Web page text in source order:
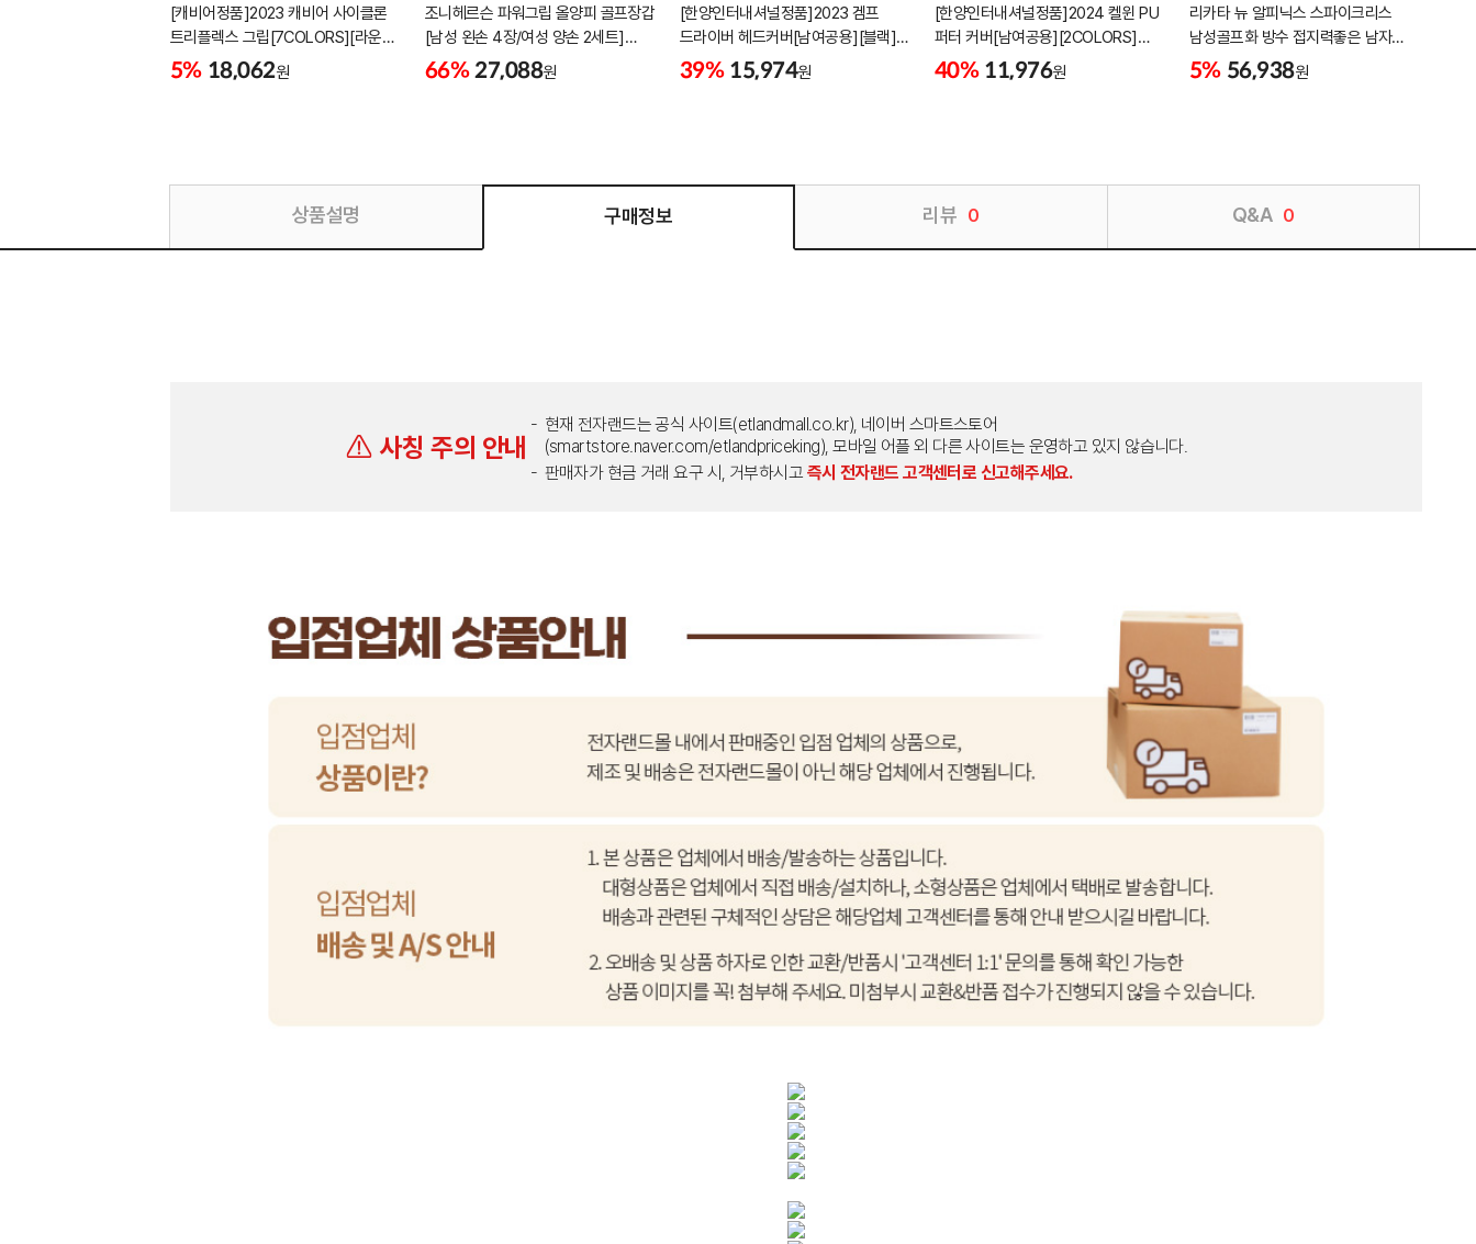
[캐비어정품]2023 캐비어 사이클론
트리플렉스 그립[7COLORS][라운드]
[39g/42g/46g/50g][R/S 토크]
5% 18,062원
조니헤르슨 파워그립 올양피 골프장갑
[남성 왼손 4장/여성 양손 2세트]
[화이트][케이스포함]
66% 27,088원
[한양인터내셔널정품]2023 겜프
드라이버 헤드커버[남여공용][블랙]
[HD-302]
39% 15,974원
[한양인터내셔널정품]2024 켈윈 PU
퍼터 커버[남여공용][2COLORS]
[KW-PC320]
40% 11,976원
리카타 뉴 알피닉스 스파이크리스
남성골프화 방수 접지력좋은 남자
골프신발 C27102/신발가방제공
5% 56,938원
상품설명 구매정보 리뷰 0 Q&A 0
사칭 주의 안내
현재 전자랜드는 공식 사이트(etlandmall.co.kr), 네이버 스마트스토어
(smartstore.naver.com/etlandpriceking), 모바일 어플 외 다른 사이트는 운영하고 있지 않습니다.
판매자가 현금 거래 요구 시, 거부하시고 즉시 전자랜드 고객센터로 신고해주세요.